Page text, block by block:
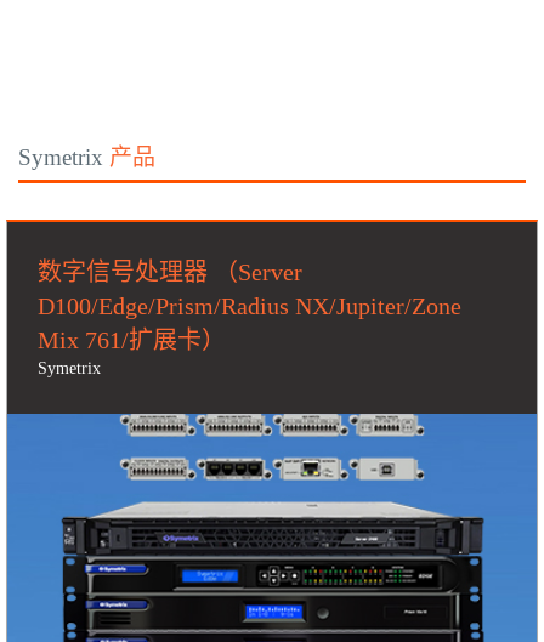
Symetrix 产品
数字信号处理器 （Server
D100/Edge/Prism/Radius NX/Jupiter/Zone
Mix 761/扩展卡）
Symetrix